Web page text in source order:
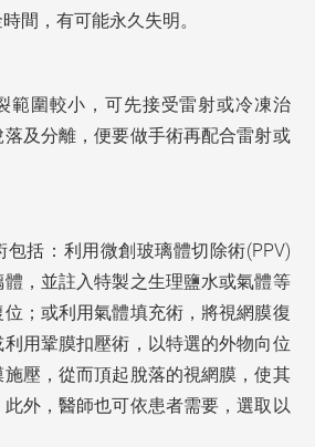
間，有可能永久失明。
範圍較小，可先接受雷射或冷凍治
及分離，便要做手術再配合雷射或
包括：利用微創玻璃體切除術(PPV)
體，並註入特製之生理鹽水或氣體等
；或利用氣體填充術，將視網膜復
用鞏膜扣壓術，以特選的外物向位
壓，從而頂起脫落的視網膜，使其
此外，醫師也可依患者需要，選取以